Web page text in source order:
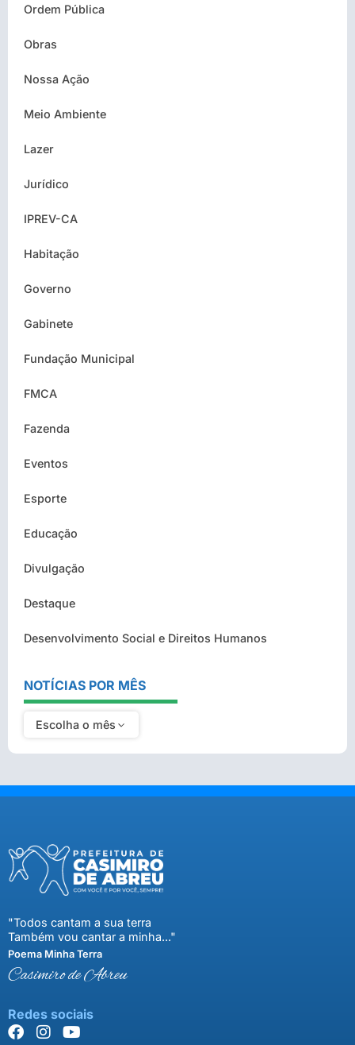
Ordem Pública
Obras
Nossa Ação
Meio Ambiente
Lazer
Jurídico
IPREV-CA
Habitação
Governo
Gabinete
Fundação Municipal
FMCA
Fazenda
Eventos
Esporte
Educação
Divulgação
Destaque
Desenvolvimento Social e Direitos Humanos
NOTÍCIAS POR MÊS
Escolha o mês
"Todos cantam a sua terra
Também vou cantar a minha..."
Poema Minha Terra
Casimiro de Abreu
Redes sociais